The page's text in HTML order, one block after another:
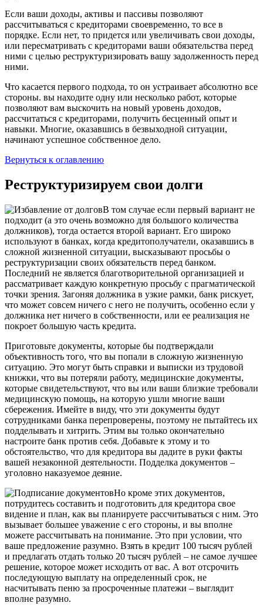
Если ваши доходы, активы и пассивы позволяют
рассчитываться с кредиторами своевременно, то все в
порядке. Если нет, то придется или увеличивать свои доходы,
или пересматривать с кредиторами ваши обязательства перед
ними с целью реструктуризировать вашу задолженность перед
ними.
Что касается первого подхода, то он устраивает абсолютно все
стороны. вы находите одну или несколько работ, которые
позволяют вам выскочить на новый уровень доходов,
рассчитаться с кредиторами, получить бесценный опыт и
навыки. Многие, оказавшись в безвыходной ситуации,
начинают успешное собственное дело.
Вернуться к оглавлению
Реструктуризируем свои долги
В том случае если первый вариант не
подходит (а это очень возможно для большого количества
должников), тогда остается второй вариант. Его широко
используют в банках, когда кредитополучатели, оказавшись в
сложной жизненной ситуации, высказывают просьбы о
реструктуризации своих обязательств перед банком.
Последний не является благотворительной организацией и
рассматривает каждую конкретную просьбу с прагматической
точки зрения. Загоняя должника в узкие рамки, банк рискует,
что может совсем ничего с него не получить, особенно если у
должника нет ничего в собственности, или ее реализация не
покроет большую часть кредита.
Приготовьте документы, которые бы подтверждали
объективность того, что вы попали в сложную жизненную
ситуацию. Это могут быть справки и выписки из трудовой
книжки, что вы потеряли работу, медицинские документы,
которые свидетельствуют, что вы или ваши близкие требовали
медицинскую помощь, на которую ушли многие ваши
сбережения. Имейте в виду, что эти документы будут
сотрудниками банка перепроверены, поэтому не пытайтесь их
подделывать и хитрить. Этим вы только окончательно
настроите банк против себя. Добавьте к этому и то
обстоятельство, что для кредитора вы дадите в руки факты
вашей незаконной деятельности. Подделка документов –
уголовно наказуемое деяние.
Но кроме этих документов,
потрудитесь составить и подготовить для кредитора свое
видение и план, как вы планируете рассчитываться с ним. Это
вызывает большее уважение с его стороны, и вы вполне
можете рассчитывать на понимание. Это при условии, что
ваше предложение разумно. Взять в кредит 100 тысяч рублей
и предлагать отдать только 20 тысяч рублей – не самое лучшее
решение, которое может исходить от вас. А вот отсрочить
последующую выплату на определенный срок, не
насчитывать пеню за просроченные платежи – выглядит
вполне разумно.